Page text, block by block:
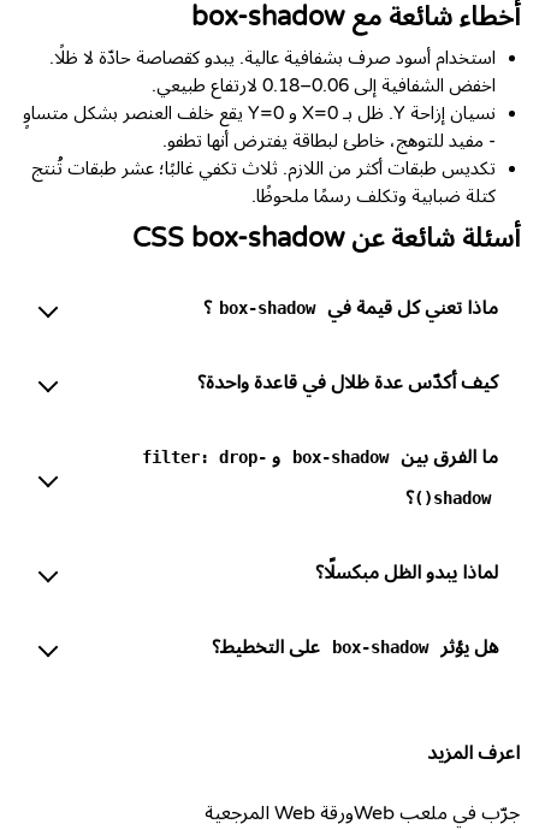
أخطاء شائعة مع box-shadow
استخدام أسود صرف بشفافية عالية. يبدو كقصاصة حادّة لا ظلًا.
اخفض الشفافية إلى 0.06–0.18 لارتفاع طبيعي.
نسيان إزاحة Y. ظل بـ X=0 و Y=0 يقع خلف العنصر بشكل متساوٍ
- مفيد للتوهج، خاطئ لبطاقة يفترض أنها تطفو.
تكديس طبقات أكثر من اللازم. ثلاث تكفي غالبًا؛ عشر طبقات تُنتج
كتلة ضبابية وتكلف رسمًا ملحوظًا.
أسئلة شائعة عن CSS box-shadow
ماذا تعني كل قيمة في box-shadow ؟
كيف أكدّس عدة ظلال في قاعدة واحدة؟
ما الفرق بين box-shadow و filter: drop-
shadow() ؟
لماذا يبدو الظل مبكسلًا؟
هل يؤثر box-shadow على التخطيط؟
اعرف المزيد
جرّب في ملعب Web ورقة Web المرجعية